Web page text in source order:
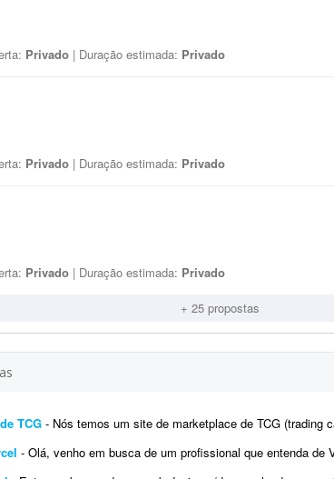
Privado | Duração estimada: Privado
Privado | Duração estimada: Privado
Privado | Duração estimada: Privado
+ 25 propostas
TCG - Nós temos um site de marketplace de TCG (trading card game) chamado Capital Collectibles
- Olá, venho em busca de um profissional que entenda de Vercel. Gostaria de fazer